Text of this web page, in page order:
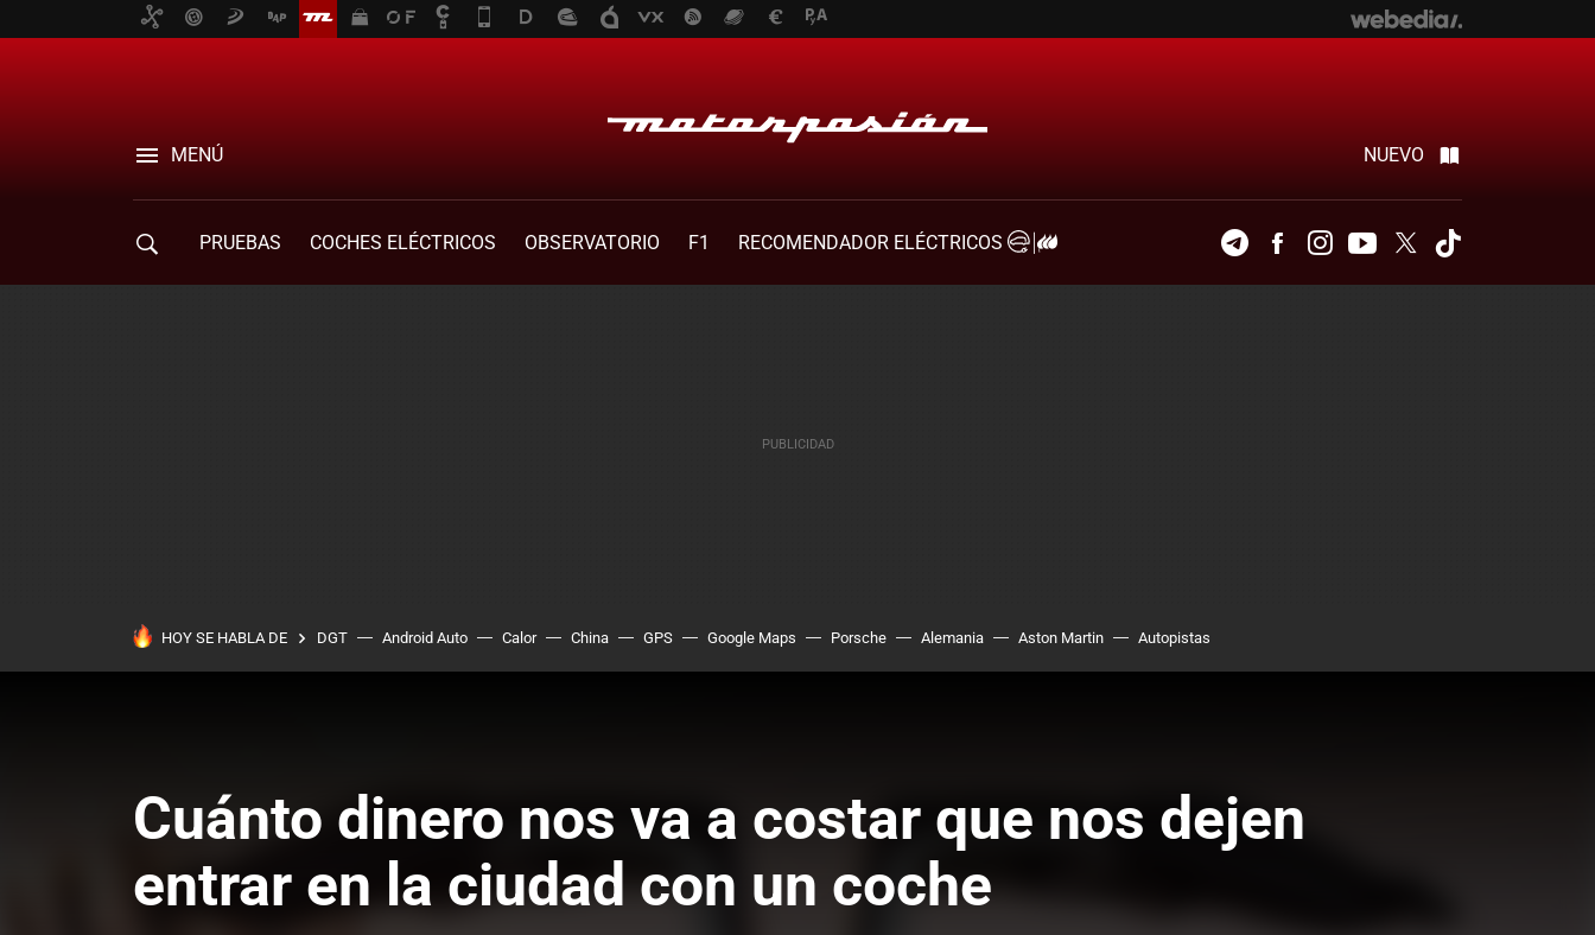
MENÚ NUEVO
PRUEBAS COCHES ELÉCTRICOS OBSERVATORIO F1
RECOMENDADOR ELÉCTRICOS
TelegramFacebookInstagramYoutubeTwitter
HOY SE HABLA DE DGT Android Auto Calor China GPS Google Maps Porsche Alemania Aston Martin Autopistas
Cuánto dinero nos va a costar que nos dejen
entrar en la ciudad con un coche